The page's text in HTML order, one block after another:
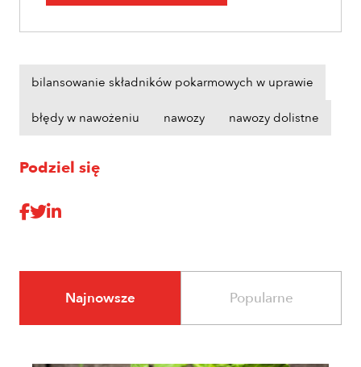
bilansowanie składników pokarmowych w uprawie
błędy w nawożeniu nawozy nawozy dolistne
Podziel się
Najnowsze Popularne